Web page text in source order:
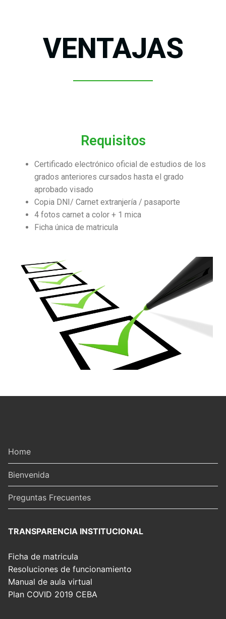
VENTAJAS
Requisitos
Certificado electrónico oficial de estudios de los
grados anteriores cursados hasta el grado
aprobado visado
Copia DNI/ Carnet extranjería / pasaporte
4 fotos carnet a color + 1 mica
Ficha única de matricula
Home
Bienvenida
Preguntas Frecuentes
TRANSPARENCIA INSTITUCIONAL
Ficha de matricula
Resoluciones de funcionamiento
Manual de aula virtual
Plan COVID 2019 CEBA